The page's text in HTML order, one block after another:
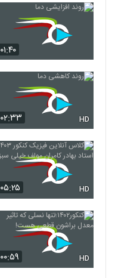
۰۱:۴۰
۰۲:۳۳ HD
۰۵:۲۵ HD
۰۰:۵۹ HD